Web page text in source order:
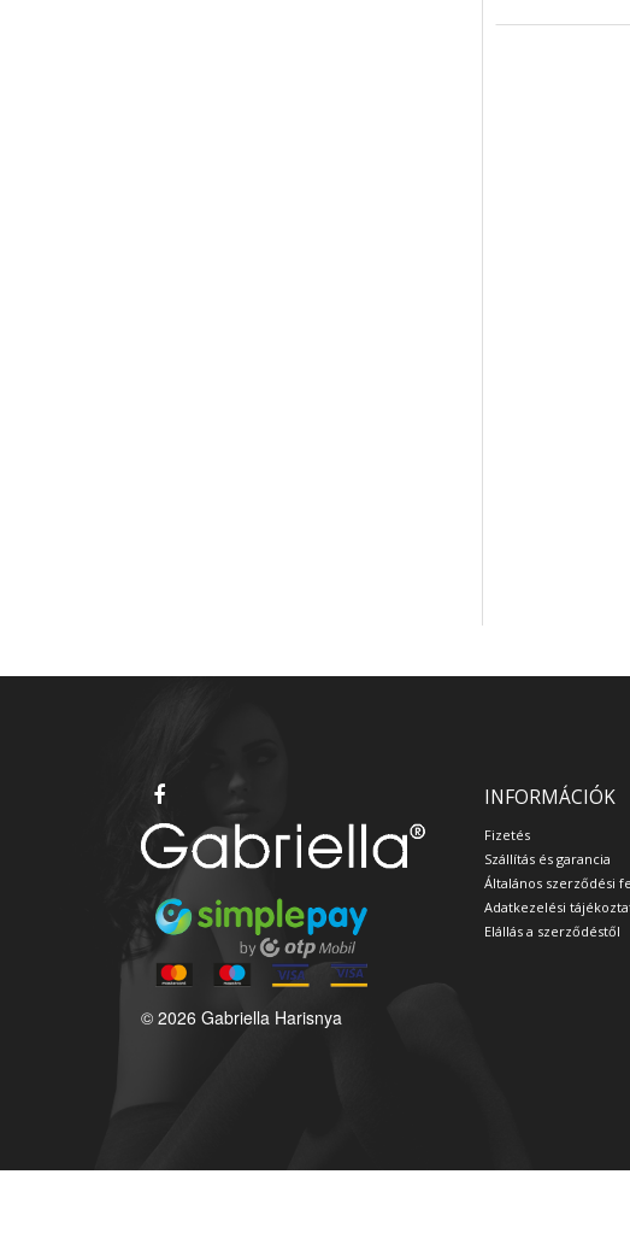
INFORMÁCIÓK
Fizetés
Szállítás és garancia
Általános szerződési
Adatkezelési
Elállás a szerződéstől
© 2026 Gabriella Harisnya